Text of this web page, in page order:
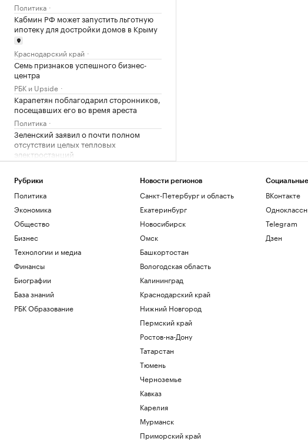
Политика
Кабмин РФ может запустить льготную
ипотеку для достройки домов в Крыму
Краснодарский край
Семь признаков успешного бизнес-
центра
РБК и Upside
Карапетян поблагодарил сторонников,
посещавших его во время ареста
Политика
Зеленский заявил о почти полном
отсутствии целых тепловых
электростанций
Мельникова заявила, что после
невыдачи визы на ЧЕ ей жаль своего
здоровья
Спорт
Сын Джо Байдена рассказал о сильной
боли отца из-за рака
В Геленджике возобновили работу
пляжей после отмены режима
опасности БПЛА
Общество
В Финляндии с марта 2027 года введут
экзамен на гражданство
В Италии нашли обломки римского
корабля с сотнями античных амфор.
Рубрики
Политика
Экономика
Общество
Бизнес
Технологии и медиа
Финансы
Биографии
База знаний
РБК Образование
Новости регионов
Санкт-Петербург и область
Екатеринбург
Новосибирск
Омск
Башкортостан
Вологодская область
Калининград
Краснодарский край
Нижний Новгород
Пермский край
Ростов-на-Дону
Татарстан
Тюмень
Черноземье
Кавказ
Карелия
Мурманск
Приморский край
ВКонтакте
Telegram
Дзен